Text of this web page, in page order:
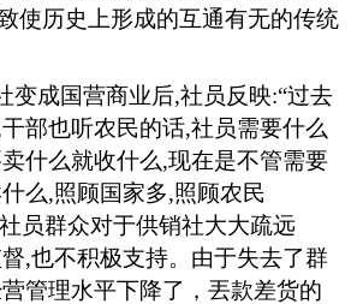
使历史上形成的互通有无的传统
变成国营商业后,社员反映:“过去
干部也听农民的话,社员需要什么
什么就收什么,现在是不管需要
么,照顾国家多,照顾农民
员群众对于供销社大大疏远
,也不积极支持。由于失去了群
管理水平下降了，丟款差货的